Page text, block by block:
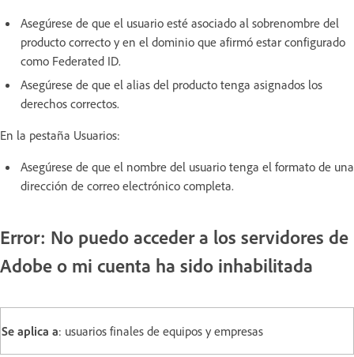
Asegúrese de que el usuario esté asociado al sobrenombre del
producto correcto y en el dominio que afirmó estar configurado
como Federated ID.
Asegúrese de que el alias del producto tenga asignados los
derechos correctos.
En la pestaña Usuarios:
Asegúrese de que el nombre del usuario tenga el formato de una
dirección de correo electrónico completa.
Error: No puedo acceder a los servidores de
Adobe o mi cuenta ha sido inhabilitada
Se aplica a: usuarios finales de equipos y empresas